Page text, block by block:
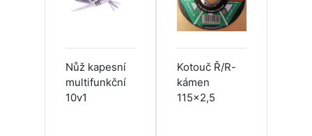
Nůž kapesní
multifunkční
10v1
Kotouč Ř/R-
kámen
115x2,5